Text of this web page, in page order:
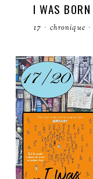
I WAS
17 · chronique ·